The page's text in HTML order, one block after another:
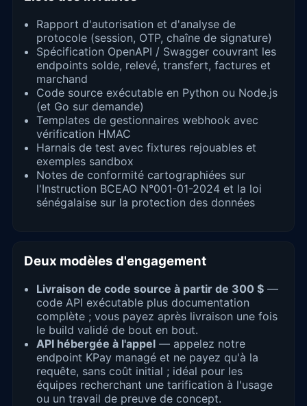
Rapport d'autorisation et d'analyse de
protocole (session, OTP, chaîne de signature)
Spécification OpenAPI / Swagger couvrant les
endpoints solde, relevé, transfert, factures et
marchand
Code source exécutable en Python ou Node.js
(et Go sur demande)
Templates de gestionnaires webhook avec
vérification HMAC
Harnais de test avec fixtures rejouables et
exemples sandbox
Notes de conformité cartographiées sur
l'Instruction BCEAO N°001-01-2024 et la loi
sénégalaise sur la protection des données
Deux modèles d'engagement
Livraison de code source à partir de 300 $ —
code API exécutable plus documentation
complète ; vous payez après livraison une fois
le build validé de bout en bout.
API hébergée à l'appel — appelez notre
endpoint KPay managé et ne payez qu'à la
requête, sans coût initial ; idéal pour les
équipes recherchant une tarification à l'usage
ou un travail de preuve de concept.